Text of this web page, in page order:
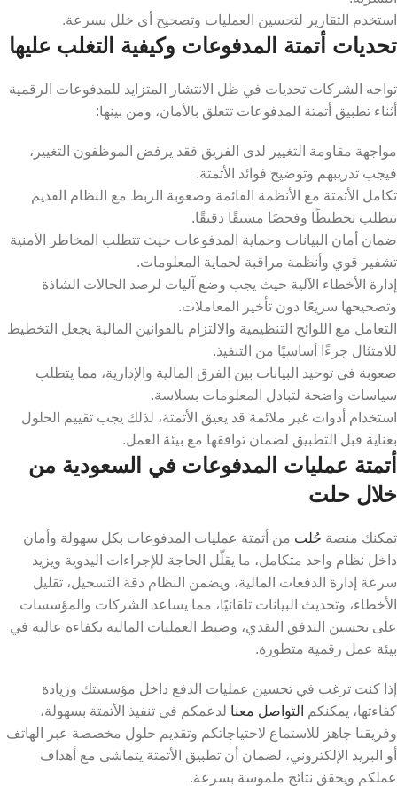
استخدم التقارير لتحسين العمليات وتصحيح أي خلل بسرعة.
تحديات أتمتة المدفوعات وكيفية التغلب عليها
تواجه الشركات تحديات في ظل الانتشار المتزايد للمدفوعات الرقمية
أثناء تطبيق أتمتة المدفوعات تتعلق بالأمان، ومن بينها:
مواجهة مقاومة التغيير لدى الفريق فقد يرفض الموظفون التغيير،
فيجب تدريبهم وتوضيح فوائد الأتمتة.
تكامل الأتمتة مع الأنظمة القائمة وصعوبة الربط مع النظام القديم
تتطلب تخطيطًا وفحصًا مسبقًا دقيقًا.
ضمان أمان البيانات وحماية المدفوعات حيث تتطلب المخاطر الأمنية
تشفير قوي وأنظمة مراقبة لحماية المعلومات.
إدارة الأخطاء الآلية حيث يجب وضع آليات لرصد الحالات الشاذة
وتصحيحها سريعًا دون تأخير المعاملات.
التعامل مع اللوائح التنظيمية والالتزام بالقوانين المالية يجعل التخطيط
للامتثال جزءًا أساسيًا من التنفيذ.
صعوبة في توحيد البيانات بين الفرق المالية والإدارية، مما يتطلب
سياسات واضحة لتبادل المعلومات بسلاسة.
استخدام أدوات غير ملائمة قد يعيق الأتمتة، لذلك يجب تقييم الحلول
بعناية قبل التطبيق لضمان توافقها مع بيئة العمل.
أتمتة عمليات المدفوعات في السعودية من
خلال حلت
تمكنك منصة حُلت من أتمتة عمليات المدفوعات بكل سهولة وأمان
داخل نظام واحد متكامل، ما يقلّل الحاجة للإجراءات اليدوية ويزيد
سرعة إدارة الدفعات المالية، ويضمن النظام دقة التسجيل، تقليل
الأخطاء، وتحديث البيانات تلقائيًا، مما يساعد الشركات والمؤسسات
على تحسين التدفق النقدي، وضبط العمليات المالية بكفاءة عالية في
بيئة عمل رقمية متطورة.
إذا كنت ترغب في تحسين عمليات الدفع داخل مؤسستك وزيادة
كفاءتها، يمكنكم
التواصل معنا لدعمكم في تنفيذ الأتمتة بسهولة،
وفريقنا جاهز للاستماع لاحتياجاتكم وتقديم حلول مخصصة عبر الهاتف
أو البريد الإلكتروني، لضمان أن تطبيق الأتمتة يتماشى مع أهداف
عملكم ويحقق نتائج ملموسة بسرعة.